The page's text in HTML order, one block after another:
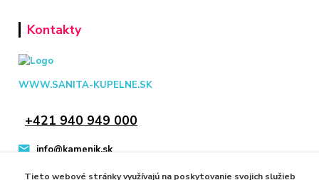
Kontakty
WWW.SANITA-KUPELNE.SK
+421 940 949 000
info@kamenik.sk
Tieto webové stránky využívajú na poskytovanie svojich služieb